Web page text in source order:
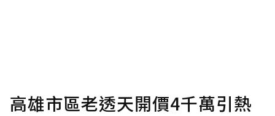
高雄市區老透天開價4千萬引熱